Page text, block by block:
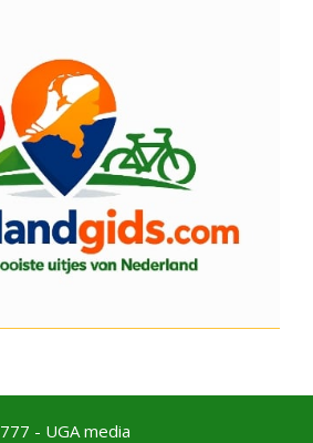
777 - UGA media